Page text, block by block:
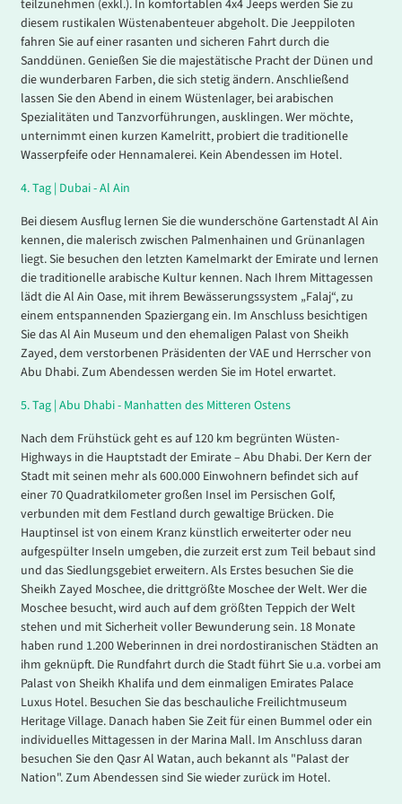
teilzunehmen (exkl.). In komfortablen 4x4 Jeeps werden Sie zu
diesem rustikalen Wüstenabenteuer abgeholt. Die Jeeppiloten
fahren Sie auf einer rasanten und sicheren Fahrt durch die
Sanddünen. Genießen Sie die majestätische Pracht der Dünen und
die wunderbaren Farben, die sich stetig ändern. Anschließend
lassen Sie den Abend in einem Wüstenlager, bei arabischen
Spezialitäten und Tanzvorführungen, ausklingen. Wer möchte,
unternimmt einen kurzen Kamelritt, probiert die traditionelle
Wasserpfeife oder Hennamalerei. Kein Abendessen im Hotel.
4.Tag | Dubai - Al Ain
Bei diesem Ausflug lernen Sie die wunderschöne Gartenstadt Al Ain
kennen, die malerisch zwischen Palmenhainen und Grünanlagen
liegt. Sie besuchen den letzten Kamelmarkt der Emirate und lernen
die traditionelle arabische Kultur kennen. Nach Ihrem Mittagessen
lädt die Al Ain Oase, mit ihrem Bewässerungssystem „Falaj“, zu
einem entspannenden Spaziergang ein. Im Anschluss besichtigen
Sie das Al Ain Museum und den ehemaligen Palast von Sheikh
Zayed, dem verstorbenen Präsidenten der VAE und Herrscher von
Abu Dhabi. Zum Abendessen werden Sie im Hotel erwartet.
5.Tag | Abu Dhabi - Manhatten des Mitteren Ostens
Nach dem Frühstück geht es auf 120 km begrünten Wüsten-
Highways in die Hauptstadt der Emirate – Abu Dhabi. Der Kern der
Stadt mit seinen mehr als 600.000 Einwohnern befindet sich auf
einer 70 Quadratkilometer großen Insel im Persischen Golf,
verbunden mit dem Festland durch gewaltige Brücken. Die
Hauptinsel ist von einem Kranz künstlich erweiterter oder neu
aufgespülter Inseln umgeben, die zurzeit erst zum Teil bebaut sind
und das Siedlungsgebiet erweitern. Als Erstes besuchen Sie die
Sheikh Zayed Moschee, die drittgrößte Moschee der Welt. Wer die
Moschee besucht, wird auch auf dem größten Teppich der Welt
stehen und mit Sicherheit voller Bewunderung sein. 18 Monate
haben rund 1.200 Weberinnen in drei nordostiranischen Städten an
ihm geknüpft. Die Rundfahrt durch die Stadt führt Sie u.a. vorbei am
Palast von Sheikh Khalifa und dem einmaligen Emirates Palace
Luxus Hotel. Besuchen Sie das beschauliche Freilichtmuseum
Heritage Village. Danach haben Sie Zeit für einen Bummel oder ein
individuelles Mittagessen in der Marina Mall. Im Anschluss daran
besuchen Sie den Qasr Al Watan, auch bekannt als "Palast der
Nation". Zum Abendessen sind Sie wieder zurück im Hotel.